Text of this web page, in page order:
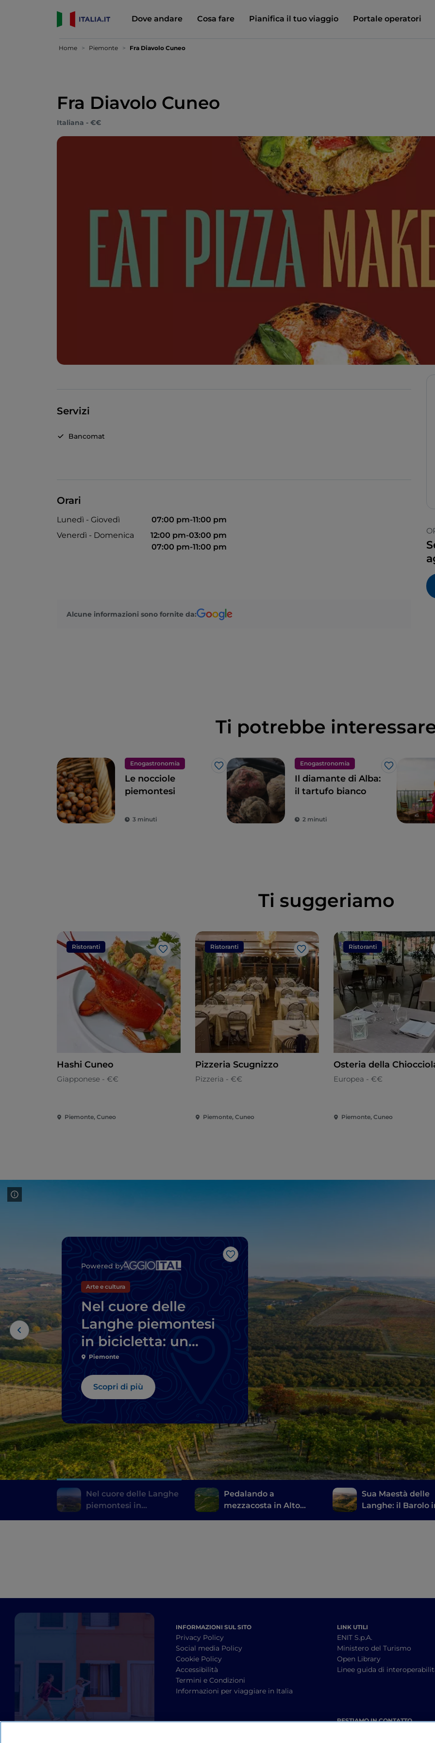
Dove andare Cosa fare Pianifica il tuo viaggio Portale operatori
Home Piemonte Fra Diavolo Cuneo
Fra Diavolo Cuneo
Italiana - €€
Servizi
Bancomat
Orari
Lunedì - Giovedì
07:00 pm-11:00 pm
Venerdì - Domenica
12:00 pm-03:00 pm
07:00 pm-11:00 pm
Alcune informazioni sono fornite da:
Ti potrebbe
Enogastronomia
Like
Le nocciole
piemontesi
3 minuti
Enogastronomia
Like
Il diamante di Alba:
il tartufo bianco
2 minuti
Ti suggeriamo
Ristoranti
Like
Hashi Cuneo
Giapponese - €€
Piemonte, Cuneo
Ristoranti
Like
Pizzeria Scugnizzo
Pizzeria - €€
Piemonte, Cuneo
Ristoranti
Osteria della
Europea - €€
Piemonte, Cuneo
Like
Powered by
Arte e cultura
Nel cuore delle
Langhe piemontesi
in bicicletta: un
itinerario da
Barbaresco a Barolo
Piemonte
Scopri di più
Nel cuore delle Langhe
piemontesi in
Pedalando a
mezzacosta in Alto
Sua Maestà delle
Langhe: il Barolo
INFORMAZIONI SUL SITO
Privacy Policy
Social media Policy
Cookie Policy
Accessibilità
Termini e Condizioni
Informazioni per viaggiare in Italia
LINK UTILI
ENIT S.p.A.
Ministero del Turismo
Open Library
Linee guida di
RESTIAMO IN CONTATTO